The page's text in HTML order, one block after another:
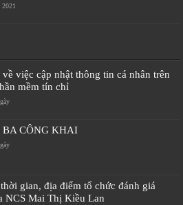
việc cập nhật thông tin cá nhân trên
mềm tín chỉ
BA CÔNG KHAI
gian, địa điểm tổ chức đánh giá
NCS Mai Thị Kiều Lan